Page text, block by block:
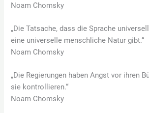
Noam Chomsky
„Die Tatsache, dass die Sprache
eine universelle menschliche Natur gibt.“
Noam Chomsky
„Die Regierungen haben Angst vor ihren
sie kontrollieren.“
Noam Chomsky